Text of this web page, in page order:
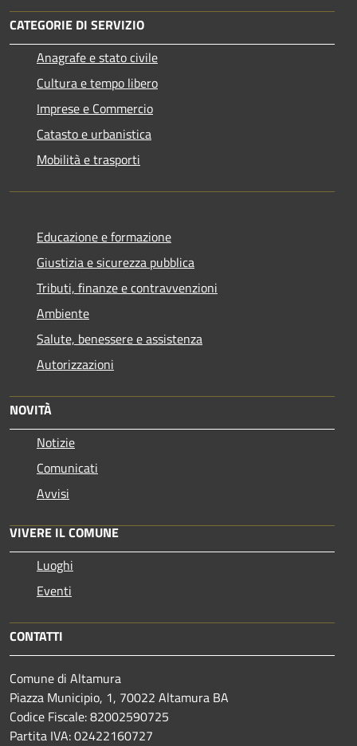
CATEGORIE DI SERVIZIO
Anagrafe e stato civile
Cultura e tempo libero
Imprese e Commercio
Catasto e urbanistica
Mobilità e trasporti
Educazione e formazione
Giustizia e sicurezza pubblica
Tributi, finanze e contravvenzioni
Ambiente
Salute, benessere e assistenza
Autorizzazioni
NOVITÀ
Notizie
Comunicati
Avvisi
VIVERE IL COMUNE
Luoghi
Eventi
CONTATTI
Comune di Altamura
Piazza Municipio, 1, 70022 Altamura BA
Codice Fiscale: 82002590725
Partita IVA: 02422160727